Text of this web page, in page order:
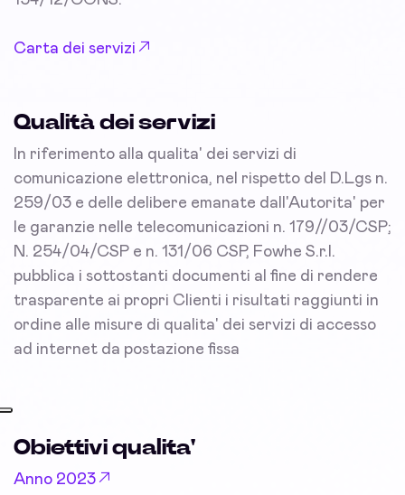
Carta dei servizi
Qualità dei servizi
In riferimento alla qualita' dei servizi di
comunicazione elettronica, nel rispetto del D.Lgs n.
259/03 e delle delibere emanate dall'Autorita' per
le garanzie nelle telecomunicazioni n. 179//03/CSP;
N. 254/04/CSP e n. 131/06 CSP, Fowhe S.r.l.
pubblica i sottostanti documenti al fine di rendere
trasparente ai propri Clienti i risultati raggiunti in
ordine alle misure di qualita' dei servizi di accesso
ad internet da postazione fissa
Obiettivi qualita'
Anno 2023